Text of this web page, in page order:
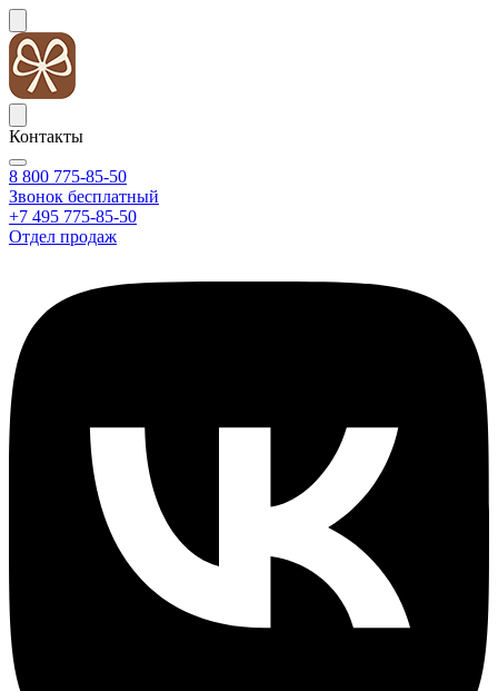
Контакты
8 800 775-85-50
Звонок бесплатный
+7 495 775-85-50
Отдел продаж